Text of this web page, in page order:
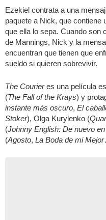
Ezekiel contrata a una
paquete a Nick, que contiene
que ella lo sepa. Cuando son
de Mannings, Nick y la
encuentran que tienen que
sueldo si quieren sobrevivir.
The Courieres una película
(The Fall of the Krays) y
instante más oscuro, El
Stoker), Olga Kurylenko (
(Johnny English: De nuevo
(Agosto, La Boda de mi Mejor